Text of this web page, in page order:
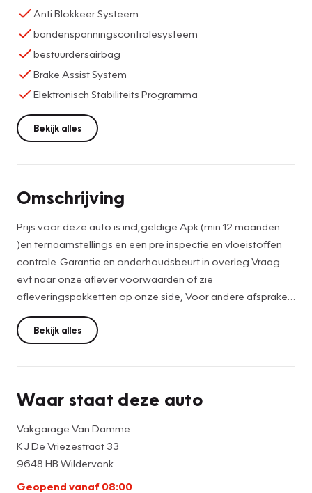
Anti Blokkeer Systeem
bandenspanningscontrolesysteem
bestuurdersairbag
Brake Assist System
Elektronisch Stabiliteits Programma
Bekijk alles
Omschrijving
Prijs voor deze auto is incl,geldige Apk (min 12 maanden
)en ternaamstellings en een pre inspectie en vloeistoffen
controle .Garantie en onderhoudsbeurt in overleg Vraag
evt naar onze aflever voorwaarden of zie
afleveringspakketten op onze side, Voor andere afspraken
met U als klant worden keurig op een verkoop
overeenkomst genoteerd. Evt druk en zet fouten in de
adverties of verkoop kaarten zijn we niet verantwoordelijk
Bekijk alles
Waar staat deze auto
Vakgarage Van Damme
K J De Vriezestraat 33
9648 HB Wildervank
Geopend vanaf 08:00